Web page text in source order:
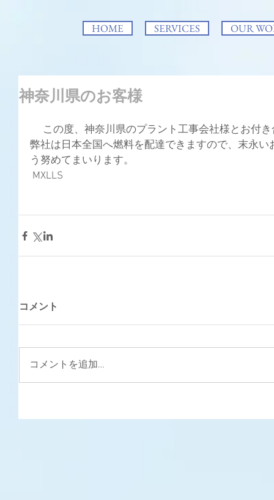
HOME SERVICES OUR
神奈川県のお客様
この度、神奈川県のプラント工事会社様とお付き
弊社は日本全国へ燃料を配達できますので、末永
う努めてまいります。
MXLLS
コメント
コメントを追加…